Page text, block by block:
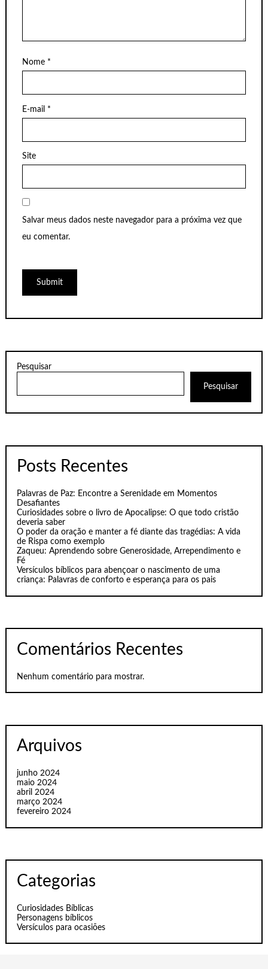
Nome *
E-mail *
Site
Salvar meus dados neste navegador para a próxima vez que
eu comentar.
Pesquisar
Pesquisar
Posts Recentes
Palavras de Paz: Encontre a Serenidade em Momentos
Desafiantes
Curiosidades sobre o livro de Apocalipse: O que todo cristão
deveria saber
O poder da oração e manter a fé diante das tragédias: A vida
de Rispa como exemplo
Zaqueu: Aprendendo sobre Generosidade, Arrependimento e
Fé
Versículos bíblicos para abençoar o nascimento de uma
criança: Palavras de conforto e esperança para os pais
Comentários Recentes
Nenhum comentário para mostrar.
Arquivos
junho 2024
maio 2024
abril 2024
março 2024
fevereiro 2024
Categorias
Curiosidades Bíblicas
Personagens bíblicos
Versículos para ocasiões